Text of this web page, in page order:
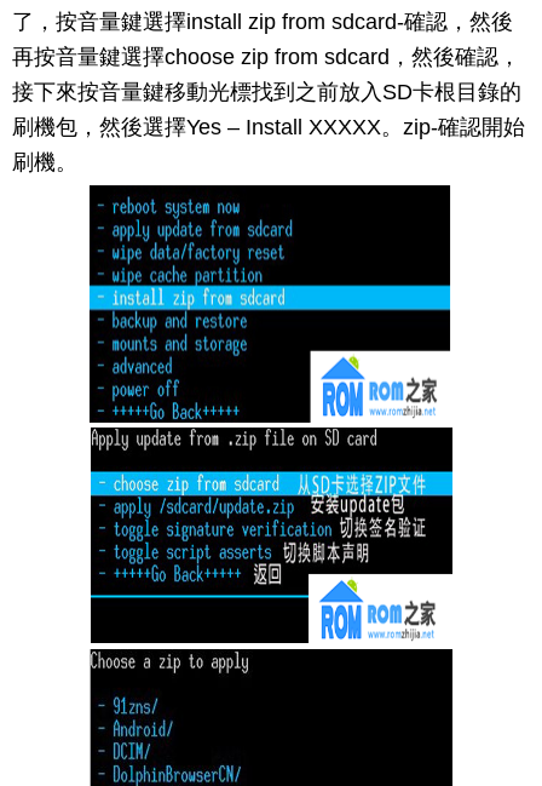
了，按音量鍵選擇install zip from sdcard-確認，然後
再按音量鍵選擇choose zip from sdcard，然後確認，
接下來按音量鍵移動光標找到之前放入SD卡根目錄的
刷機包，然後選擇Yes – Install XXXXX。zip-確認開始
刷機。